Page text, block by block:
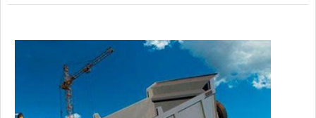
principais causas de um tombamento de basculantes são os
laterais fortes, tr